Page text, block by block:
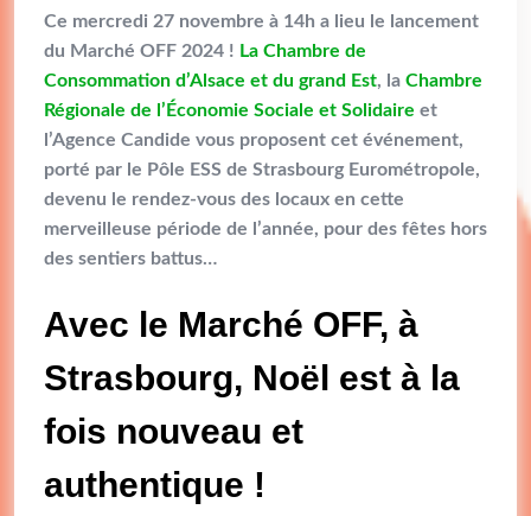
Ce mercredi 27 novembre à 14h a lieu le lancement
du Marché OFF 2024 ! La Chambre de
Consommation d’Alsace et du grand Est, la Chambre
Régionale de l’Économie Sociale et Solidaire et
l’Agence Candide vous proposent cet événement,
porté par le Pôle ESS de Strasbourg Eurométropole,
devenu le rendez-vous des locaux en cette
merveilleuse période de l’année, pour des fêtes hors
des sentiers battus…
Avec le Marché OFF, à
Strasbourg, Noël est à la
fois nouveau et
authentique !